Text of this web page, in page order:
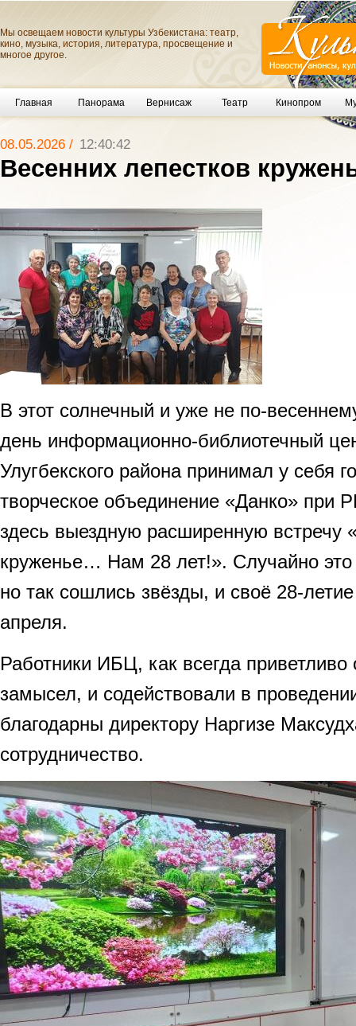
Мы освещаем новости культуры Узбекистана: театр,
кино, музыка, история, литература, просвещение и
многое другое.
Главная Панорама Вернисаж Театр Кинопром
08.05.2026 / 12:40:42
Весенних лепестков
В этот солнечный и уже не по-
день информационно-библиотечный
Улугбекского района принимал у себя
творческое объединение «Данко» при
здесь выездную расширенную встречу
круженье… Нам 28 лет!». Случайно это
но так сошлись звёзды, и своё 28-
апреля.
Работники ИБЦ, как всегда приветливо
замысел, и содействовали в
благодарны директору Наргизе
сотрудничество.